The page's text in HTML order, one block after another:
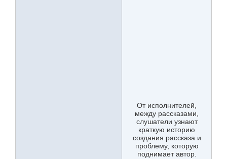
От исполнителей,
между рассказами,
слушатели узнают
краткую историю
создания рассказа и
проблему, которую
поднимает автор.